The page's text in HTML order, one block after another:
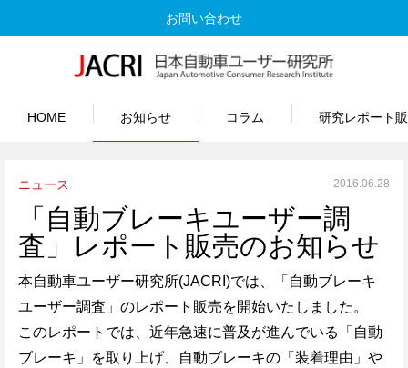
HOME お知らせ コラム 研究レポート
お問い合わせ
「自動ブレーキユーザー調
査」レポート販売のお知らせ
ニュース 2016.06.28
本自動車ユーザー研究所(JACRI)では、「自動ブレーキ
ユーザー調査」のレポート販売を開始いたしました。
このレポートでは、近年急速に普及が進んでいる「自動
ブレーキ」を取り上げ、自動ブレーキの「装着理由」や